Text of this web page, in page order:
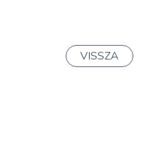
VISSZA